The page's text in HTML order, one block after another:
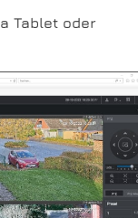
Tablet oder